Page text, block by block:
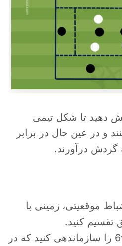
دهید تا شکل تیمی
و در عین حال در برابر
گردش درآورند.
موقعیتی، زمینی با
تقسیم کنید.
یک سناریوی 7v4 یا 6v3 را سازماندهی کنید که در